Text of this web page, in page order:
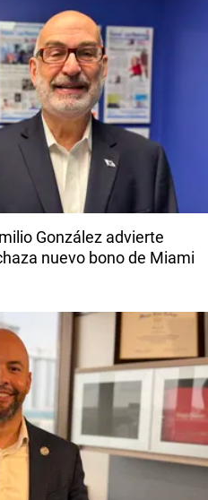
González advierte
nuevo bono de Miami